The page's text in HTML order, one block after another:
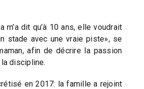
m’a dit qu’à 10 ans, elle voudrait
stade avec une vraie piste», se
afin de décrire la passion
discipline.
en 2017: la famille a rejoint